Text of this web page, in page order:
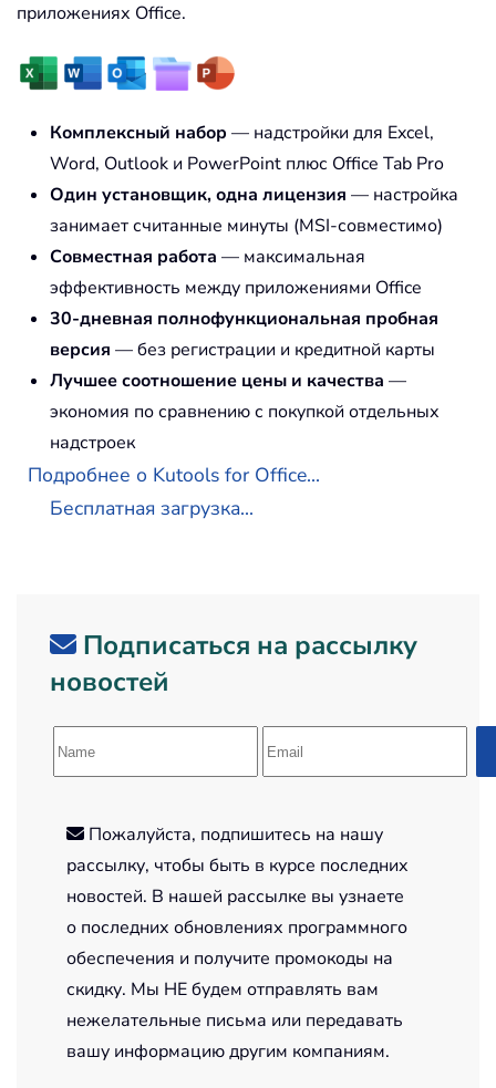
приложениях Office.
Комплексный набор — надстройки для Excel,
Word, Outlook и PowerPoint плюс Office Tab Pro
Один установщик, одна лицензия — настройка
занимает считанные минуты (MSI-совместимо)
Совместная работа — максимальная
эффективность между приложениями Office
30-дневная полнофункциональная пробная
версия — без регистрации и кредитной карты
Лучшее соотношение цены и качества —
экономия по сравнению с покупкой отдельных
надстроек
Подробнее о Kutools for Office...
Бесплатная загрузка...
Подписаться на рассылку
новостей
Пожалуйста, подпишитесь на нашу
рассылку, чтобы быть в курсе последних
новостей. В нашей рассылке вы узнаете
о последних обновлениях программного
обеспечения и получите промокоды на
скидку. Мы НЕ будем отправлять вам
нежелательные письма или передавать
вашу информацию другим компаниям.